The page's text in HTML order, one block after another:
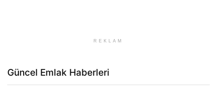
REKLAM
Güncel Emlak Haberleri